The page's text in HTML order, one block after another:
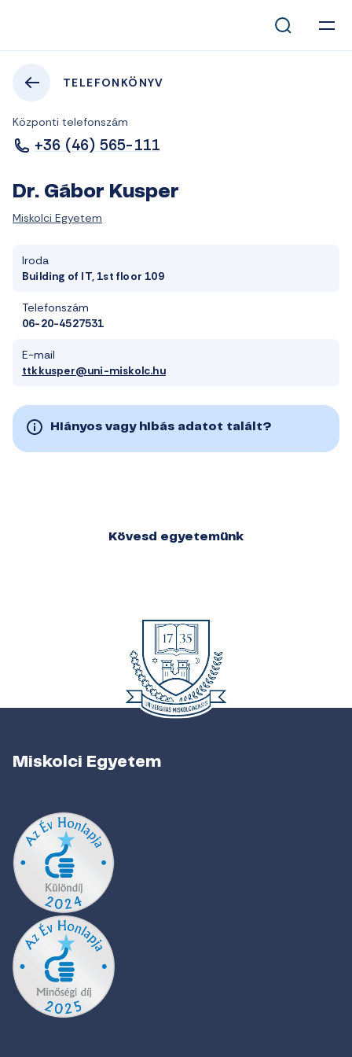
TELEFONKÖNYV
Központi telefonszám
+36 (46) 565-111
Dr. Gábor Kusper
Miskolci Egyetem
Iroda
Building of IT, 1st floor 109
Telefonszám
06-20-4527531
E-mail
ttkkusper@uni-miskolc.hu
Hiányos vagy hibás adatot talált?
Kövesd egyetemünk
Miskolci Egyetem